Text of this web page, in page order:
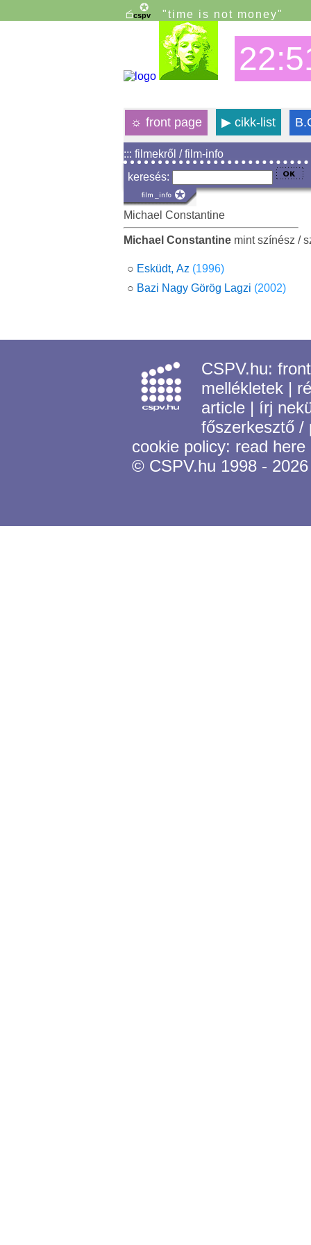
"time is not money"
☼ front page ▶cikk-list
::: filmekről / film-info
keresés:
Michael Constantine
Michael Constantinemint színész /
○ Esküdt, Az (1996)
○ Bazi Nagy Görög Lagzi (2002)
CSPV.hu:
mellékletek |
article | írj
főszerkesztő
cookie policy: read here
© CSPV.hu 1998 - 2026